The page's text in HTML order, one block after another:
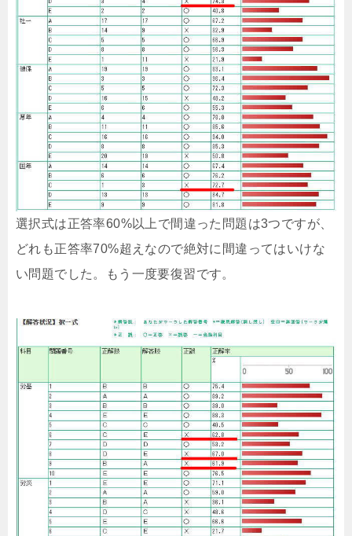
選択式は正答率60%以上で間違った問題は3つですが、
どれも正答率70%超えなので絶対に間違ってはいけな
い問題でした。もう一度要復習です。